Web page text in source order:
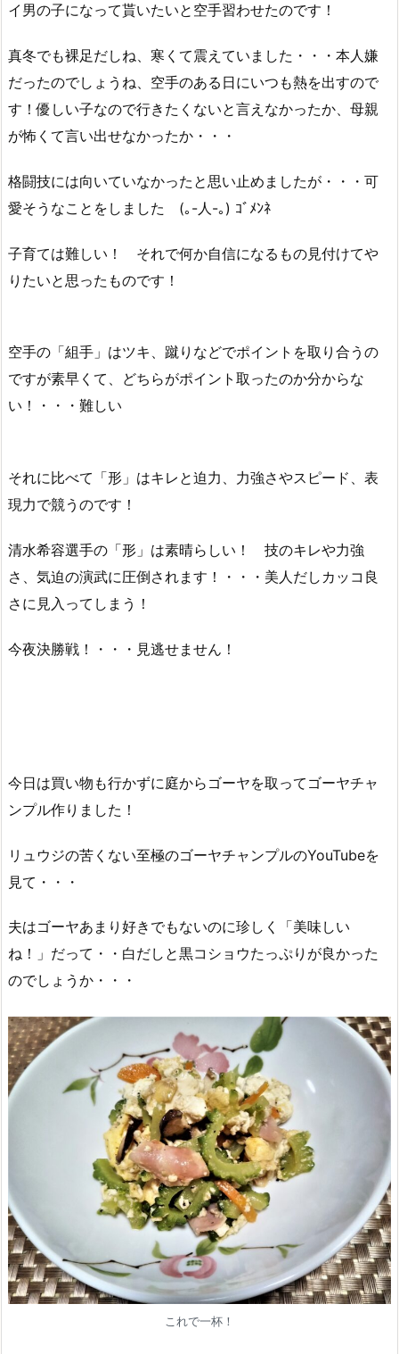
イ男の子になって貰いたいと空手習わせたのです！
真冬でも裸足だしね、寒くて震えていました・・・本人嫌
だったのでしょうね、空手のある日にいつも熱を出すので
す！優しい子なので行きたくないと言えなかったか、母親
が怖くて言い出せなかったか・・・
格闘技には向いていなかったと思い止めましたが・・・可
愛そうなことをしました (｡-人-｡) ｺﾞﾒﾝﾈ
子育ては難しい！ それで何か自信になるもの見付けてや
りたいと思ったものです！
空手の「組手」はツキ、蹴りなどでポイントを取り合うの
ですが素早くて、どちらがポイント取ったのか分からな
い！・・・難しい
それに比べて「形」はキレと迫力、力強さやスピード、表
現力で競うのです！
清水希容選手の「形」は素晴らしい！ 技のキレや力強
さ、気迫の演武に圧倒されます！・・・美人だしカッコ良
さに見入ってしまう！
今夜決勝戦！・・・見逃せません！
今日は買い物も行かずに庭からゴーヤを取ってゴーヤチャ
ンプル作りました！
リュウジの苦くない至極のゴーヤチャンプルのYouTubeを
見て・・・
夫はゴーヤあまり好きでもないのに珍しく「美味しい
ね！」だって・・白だしと黒コショウたっぷりが良かった
のでしょうか・・・
これで一杯！